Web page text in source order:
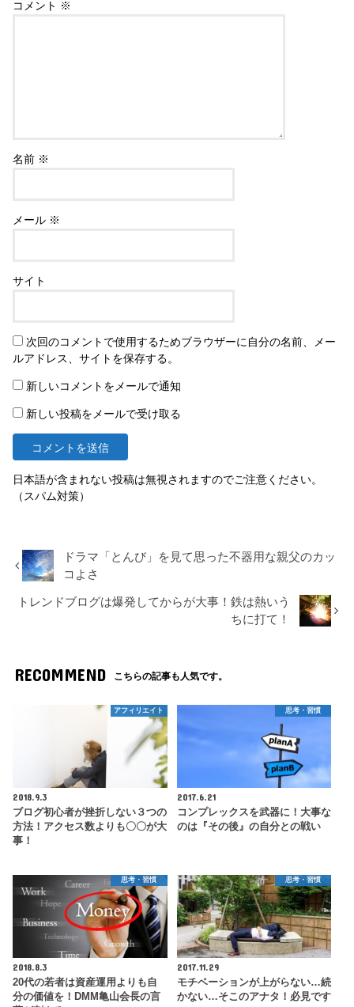
コメント ※
名前 ※
メール ※
サイト
次回のコメントで使用するためブラウザーに自分の名前、メー
ルアドレス、サイトを保存する。
新しいコメントをメールで通知
新しい投稿をメールで受け取る
日本語が含まれない投稿は無視されますのでご注意ください。
（スパム対策）
ドラマ「とんび」を見て思った不器用な親父のカッ
コよさ
トレンドブログは爆発してからが大事！鉄は熱いう
ちに打て！
RECOMMEND こちらの記事も人気です。
アフィリエイト
2018.9.3
ブログ初心者が挫折しない３つの
方法！アクセス数よりも〇〇が大
事！
思考・習慣
2017.6.21
コンプレックスを武器に！大事な
のは『その後』の自分との戦い
思考・習慣
2018.8.3
20代の若者は資産運用よりも自
分の価値を！DMM亀山会長の言
思考・習慣
2017.11.29
モチベーションが上がらない…続
かない…そこのアナタ！必見です